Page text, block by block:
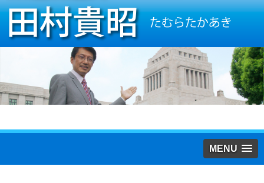
MENU